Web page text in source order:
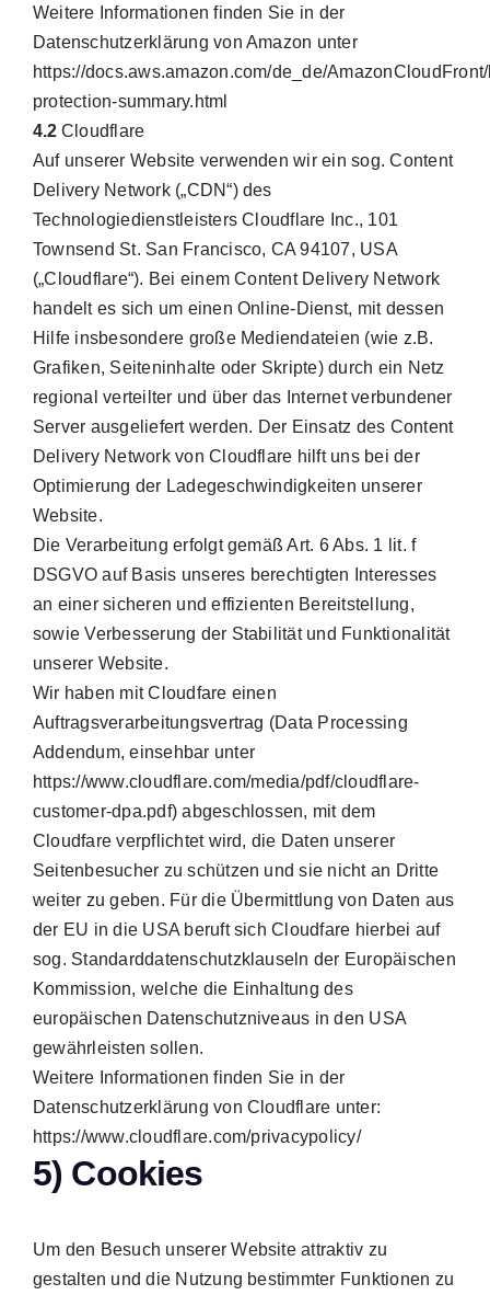
Weitere Informationen finden Sie in der
Datenschutzerklärung von Amazon unter
https://docs.aws.amazon.com/de_de/
protection-summary.html
4.2 Cloudflare
Auf unserer Website verwenden wir ein sog. Content
Delivery Network („CDN“) des
Technologiedienstleisters Cloudflare Inc., 101
Townsend St. San Francisco, CA 94107, USA
(„Cloudflare“). Bei einem Content Delivery Network
handelt es sich um einen Online-Dienst, mit dessen
Hilfe insbesondere große Mediendateien (wie z.B.
Grafiken, Seiteninhalte oder Skripte) durch ein Netz
regional verteilter und über das Internet verbundener
Server ausgeliefert werden. Der Einsatz des Content
Delivery Network von Cloudflare hilft uns bei der
Optimierung der Ladegeschwindigkeiten unserer
Website.
Die Verarbeitung erfolgt gemäß Art. 6 Abs. 1 lit. f
DSGVO auf Basis unseres berechtigten Interesses
an einer sicheren und effizienten Bereitstellung,
sowie Verbesserung der Stabilität und Funktionalität
unserer Website.
Wir haben mit Cloudfare einen
Auftragsverarbeitungsvertrag (Data Processing
Addendum, einsehbar unter
https://www.cloudflare.com/media/pdf/cloudflare-
customer-dpa.pdf) abgeschlossen, mit dem
Cloudfare verpflichtet wird, die Daten unserer
Seitenbesucher zu schützen und sie nicht an Dritte
weiter zu geben. Für die Übermittlung von Daten aus
der EU in die USA beruft sich Cloudfare hierbei auf
sog. Standarddatenschutzklauseln der Europäischen
Kommission, welche die Einhaltung des
europäischen Datenschutzniveaus in den USA
gewährleisten sollen.
Weitere Informationen finden Sie in der
Datenschutzerklärung von Cloudflare unter:
https://www.cloudflare.com/privacypolicy/
5) Cookies
Um den Besuch unserer Website attraktiv zu
gestalten und die Nutzung bestimmter Funktionen zu